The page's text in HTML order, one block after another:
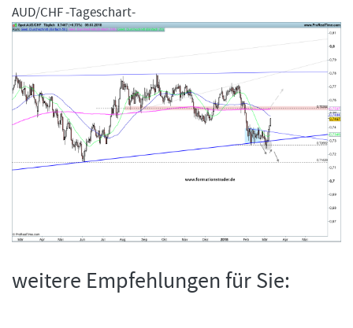
AUD/CHF -Tageschart-
weitere Empfehlungen für Sie: